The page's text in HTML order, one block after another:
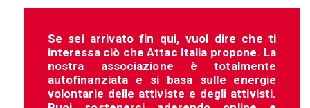
Se sei arrivato fin qui, vuol dire che ti
interessa ciò che Attac Italia propone. La
nostra associazione è totalmente
autofinanziata e si basa sulle energie
volontarie delle attiviste e degli attivisti.